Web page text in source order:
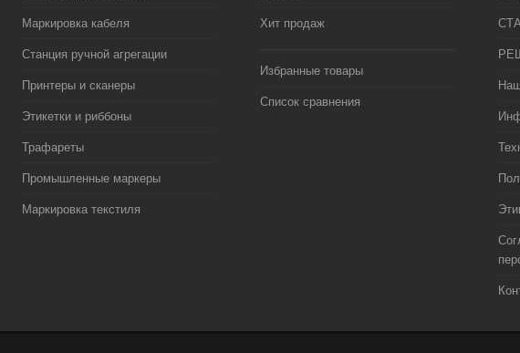
Маркировка кабеля
Станция ручной агрегации
Принтеры и сканеры
Этикетки и риббоны
Трафареты
Промышленные маркеры
Маркировка текстиля
Хит продаж
Избранные товары
Список сравнения